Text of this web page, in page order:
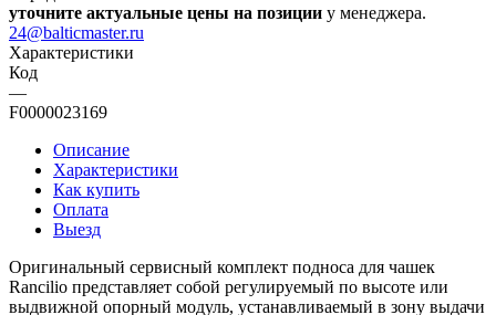
уточните актуальные цены на позиции у менеджера.
24@balticmaster.ru
Характеристики
Код
—
F0000023169
Описание
Характеристики
Как купить
Оплата
Выезд
Оригинальный сервисный комплект подноса для чашек
Rancilio представляет собой регулируемый по высоте или
выдвижной опорный модуль, устанавливаемый в зону выдачи